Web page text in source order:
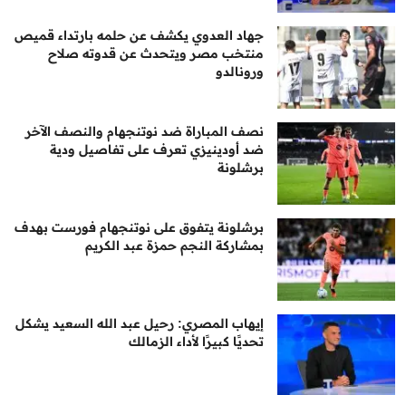
جهاد العدوي يكشف عن حلمه بارتداء قميص
منتخب مصر ويتحدث عن قدوته صلاح
ورونالدو
نصف المباراة ضد نوتنجهام والنصف الآخر
ضد أودينيزي تعرف على تفاصيل ودية
برشلونة
برشلونة يتفوق على نوتنجهام فورست بهدف
بمشاركة النجم حمزة عبد الكريم
إيهاب المصري: رحيل عبد الله السعيد يشكل
تحديًا كبيرًا لأداء الزمالك